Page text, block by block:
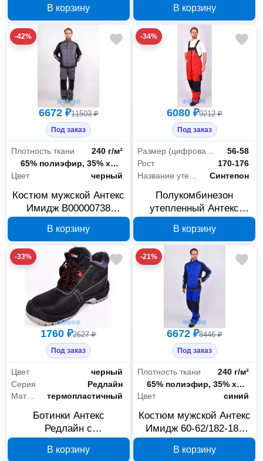
62/170-176 В00001332
В корзину В корзину
-42%
6672 ₽11503 ₽
Под заказ
Плотность ткани
240 г/м²
Состав ткани
65% полиэфир, 35% хлопок
Цвет
черный
Костюм мужской Антекс
Имидж В00000738
62/170-176
В корзину
-34%
6080 ₽9212 ₽
Под заказ
56-58
Рост
170-176
Синтепон
Полукомбинезон
утепленный Антекс
58/170-176
В корзину
-33%
1760 ₽2627 ₽
Под заказ
Цвет
черный
Серия
Редлайн
Материал подноска
термопластичный
Ботинки Антекс
Редлайн с
размер 39 В00001430
В корзину
-21%
6672 ₽8446 ₽
Под заказ
Плотность ткани
240 г/м²
Состав ткани
65% полиэфир, 35% хлопок
Цвет
синий
Костюм мужской Антекс
Имидж 60-62/182-188
В корзину